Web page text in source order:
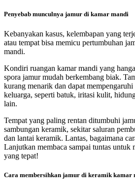
Penyebab munculnya jamur di kamar mandi
Kebanyakan kasus, kelembapan yang
atau tempat bisa memicu pertumbuhan
mandi.
Kondiri ruangan kamar mandi yang
spora jamur mudah berkembang biak.
kurang menarik dan dapat mempengaruhi
keluarga, seperti batuk, iritasi kulit,
lain.
Tempat yang paling rentan ditumbuhi
sambungan keramik, sekitar saluran
dan lantai keramik. Lantas, bagaimana
Lanjutkan membaca sampai tuntas untuk
yang tepat!
Cara membersihkan jamur di keramik kamar